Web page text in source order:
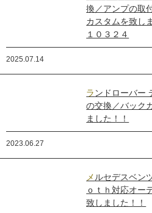
換／アンプの取
カスタムを致し
１０３２４
2025.07.14
ランドローバー ディフェンダーのオーディオ
の交換／バック
ました！！
2023.06.27
メルセデスベンツ５６０ＳＬにｂｌｕｅｔｏ
ｏｔｈ対応オー
致しました！！